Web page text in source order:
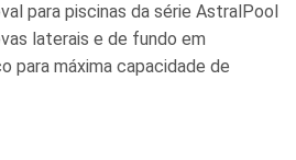
para piscinas da série AstralPool
laterais e de fundo em
para máxima capacidade de